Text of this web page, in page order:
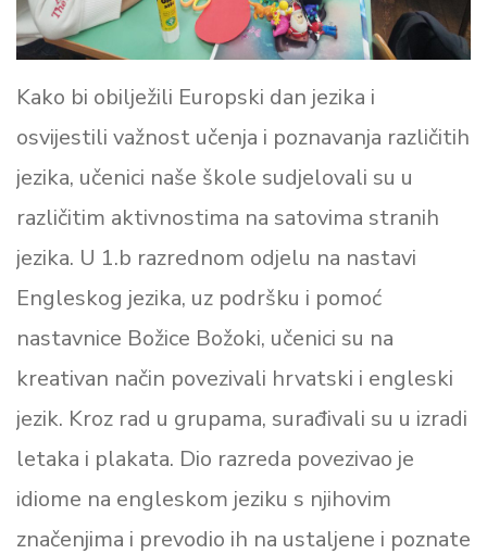
Kako bi obilježili Europski dan jezika i
osvijestili važnost učenja i poznavanja različitih
jezika, učenici naše škole sudjelovali su u
različitim aktivnostima na satovima stranih
jezika. U 1.b razrednom odjelu na nastavi
Engleskog jezika, uz podršku i pomoć
nastavnice Božice Božoki, učenici su na
kreativan način povezivali hrvatski i engleski
jezik. Kroz rad u grupama, surađivali su u izradi
letaka i plakata. Dio razreda povezivao je
idiome na engleskom jeziku s njihovim
značenjima i prevodio ih na ustaljene i poznate